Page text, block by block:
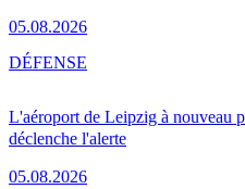
05.08.2026
L'aéroport de Leipzig à nouveau
déclenche l'alerte
05.08.2026
DÉFENSE